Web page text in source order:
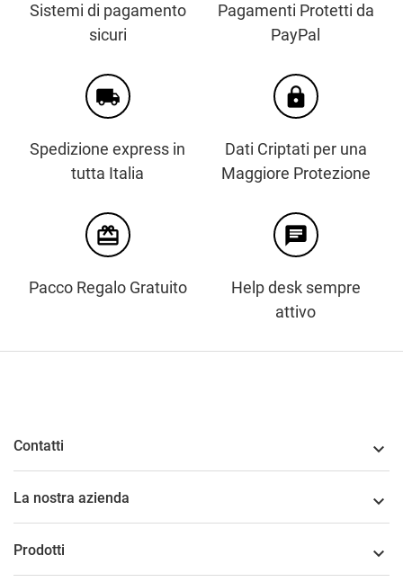
Sistemi di pagamento
sicuri
Pagamenti Protetti da
PayPal
local_shipping
Spedizione express in
tutta Italia
https
Dati Criptati per una
Maggiore Protezione
card_giftcard
Pacco Regalo Gratuito
chat
Help desk sempre
attivo
Contatti 
La nostra azienda 
Prodotti 